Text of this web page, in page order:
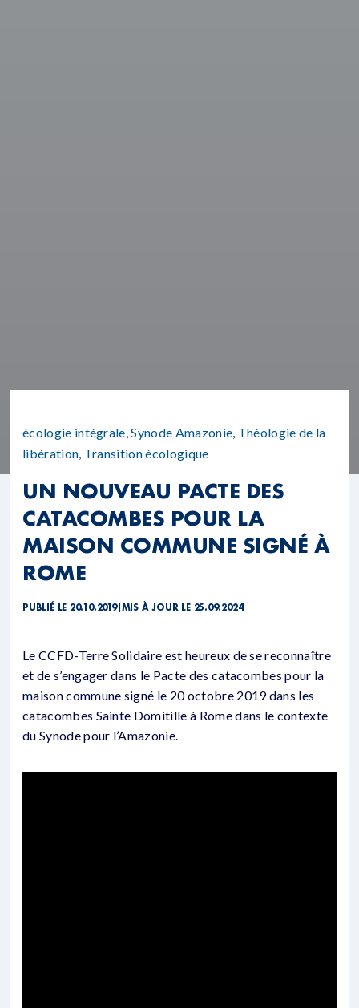
écologie intégrale,Synode Amazonie, Théologie de la
libération, Transition écologique
UN NOUVEAU PACTE DES
CATACOMBES POUR LA
MAISON COMMUNE SIGNÉ À
ROME
PUBLIÉ LE 20.10.2019| MIS À JOUR LE 25.09.2024
Le CCFD-Terre Solidaire est heureux de se reconnaître
et de s’engager dans le Pacte des catacombes pour la
maison commune signé le 20 octobre 2019 dans les
catacombes Sainte Domitille à Rome dans le contexte
du Synode pour l’Amazonie.